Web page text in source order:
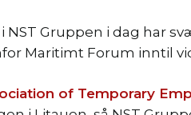
NST Gruppen i dag har
Maritimt Forum inntil
of Temporary